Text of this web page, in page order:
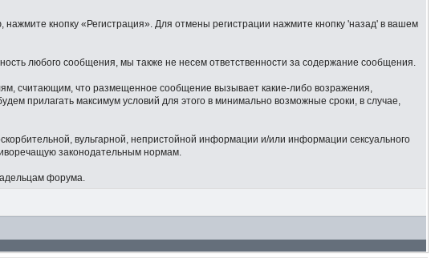
кнопку «Регистрация». Для отмены регистрации нажмите кнопку 'назад' в вашем
любого сообщения, мы также не несем ответственности за содержание сообщения.
считающим, что размещенное сообщение вызывает какие-либо возражения,
прилагать максимум условий для этого в минимально возможные сроки, в случае,
вульгарной, непристойной информации и/или информации сексуального
законодательным нормам.
форума.